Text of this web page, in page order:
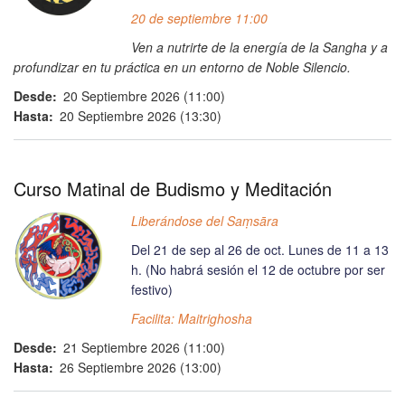
20 de septiembre 11:00
Ven a nutrirte de la energía de la Sangha y a
profundizar en tu práctica en un entorno de Noble Silencio.
Desde 20 Septiembre 2026 (11:00)
Hasta 20 Septiembre 2026 (13:30)
Curso Matinal de Budismo y Meditación
Liberándose del Saṃsāra
Del 21 de sep al 26 de oct. Lunes de 11 a 13
h. (No habrá sesión el 12 de octubre por ser
festivo)
Facilita: Maitrighosha
Desde 21 Septiembre 2026 (11:00)
Hasta 26 Septiembre 2026 (13:00)